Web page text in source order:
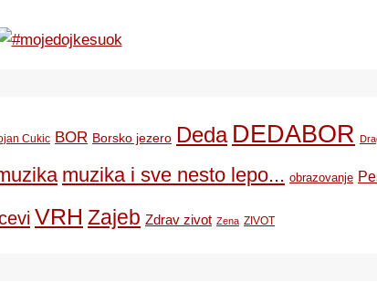
Cukic BOR Borsko jezero Deda DEDABOR
muzika i sve nesto lepo... obrazovanje
VRH Zajeb Zdrav zivot Zena ZIVOT